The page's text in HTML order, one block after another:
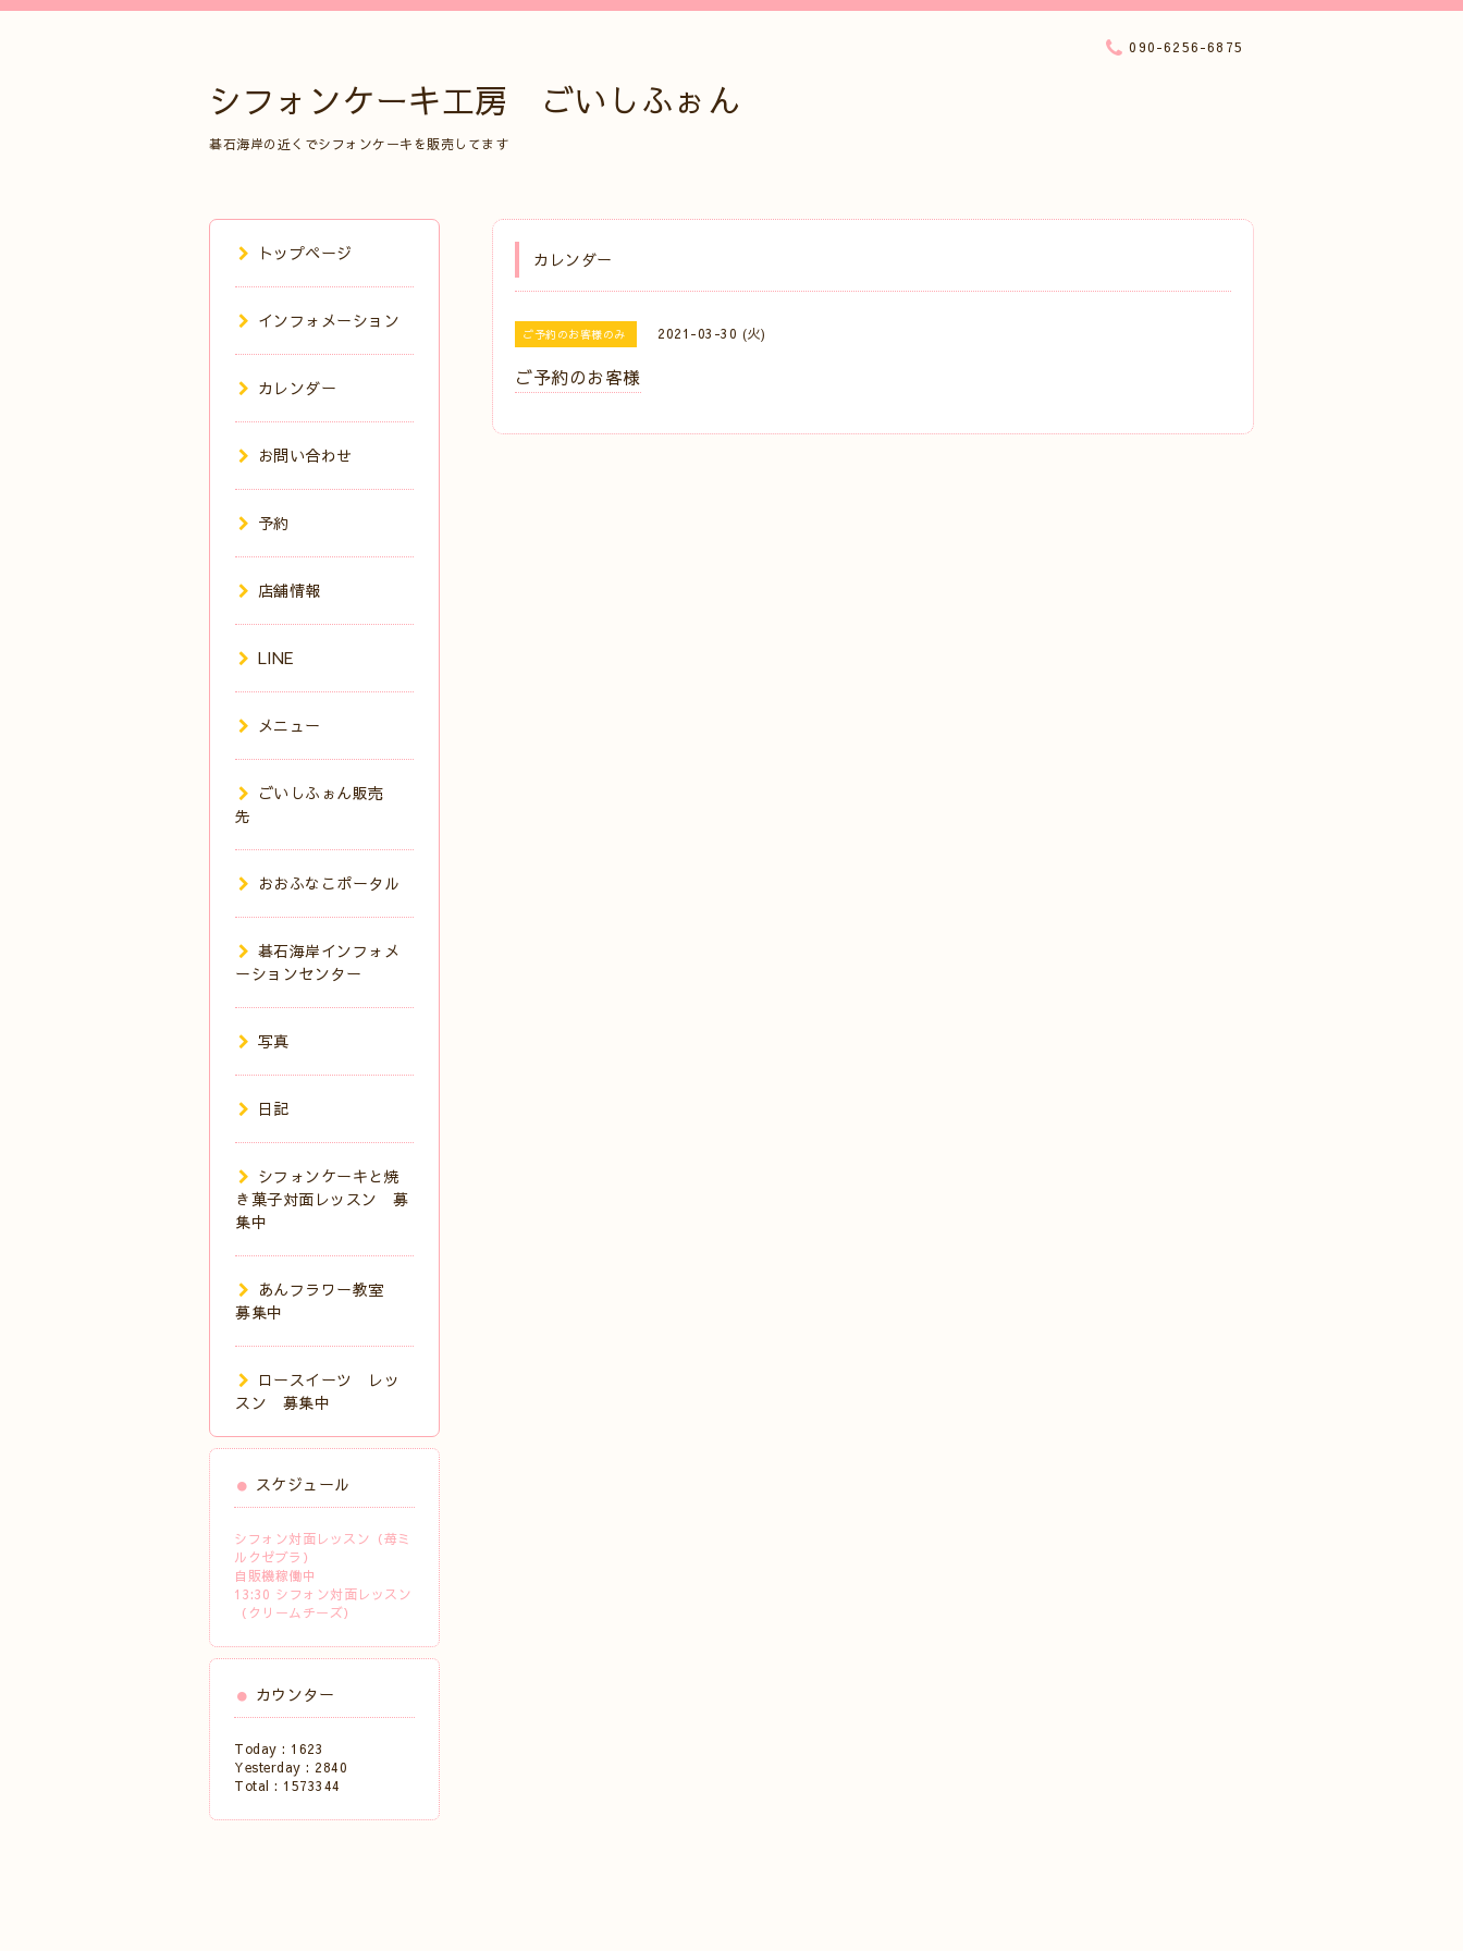
シフォンケーキ工房 ごいしふぉん
碁石海岸の近くでシフォンケーキを販売してます
090-6256-6875
カレンダー
ご予約のお客様のみ 2021-03-30 (火)
ご予約のお客様
トップページ
インフォメーション
カレンダー
お問い合わせ
予約
店舗情報
LINE
メニュー
ごいしふぉん販売
先
おおふなこポータル
碁石海岸インフォメ
ーションセンター
写真
日記
シフォンケーキと焼
き菓子対面レッスン 募
集中
あんフラワー教室
募集中
ロースイーツ レッ
スン 募集中
スケジュール
シフォン対面レッスン（苺ミ
ルクゼブラ）
自販機稼働中
13:30 シフォン対面レッスン
（クリームチーズ）
カウンター
Today : 1623
Yesterday : 2840
Total : 1573344